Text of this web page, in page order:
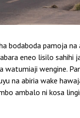
bodaboda pamoja na
eneo lisilo sahihi
watumiaji wengine.
na abiria wake
ambalo ni kosa